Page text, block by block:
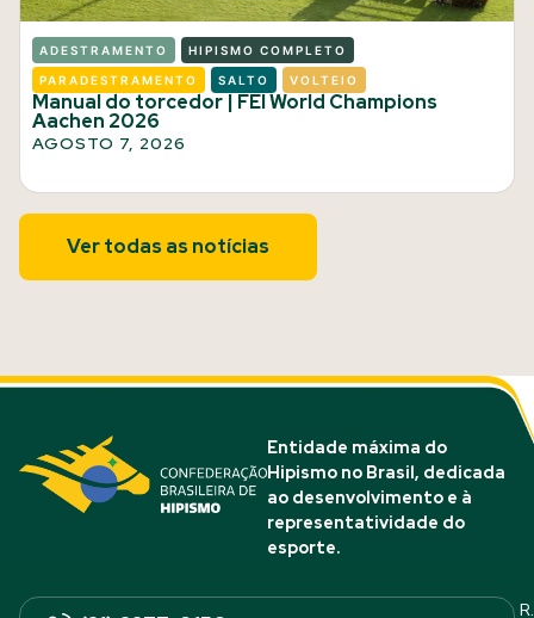
ADESTRAMENTO HIPISMO COMPLETO
PARADESTRAMENTO SALTO VOLTEIO
Manual do torcedor | FEI World Champions
Aachen 2026
AGOSTO 7, 2026
Ver todas as notícias
Entidade máxima do
Hipismo no Brasil, dedicada
ao desenvolvimento e à
representatividade do
esporte.
R.